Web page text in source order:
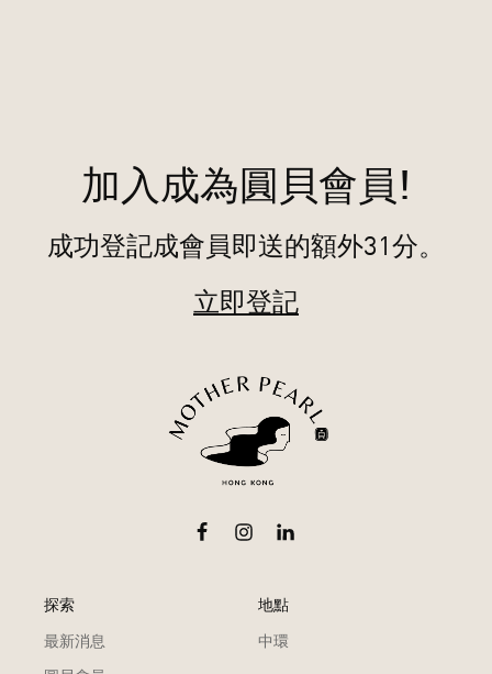
加入成為圓貝會員!
成功登記成會員即送的額外31分。
立即登記
探索
最新消息
地點
中環